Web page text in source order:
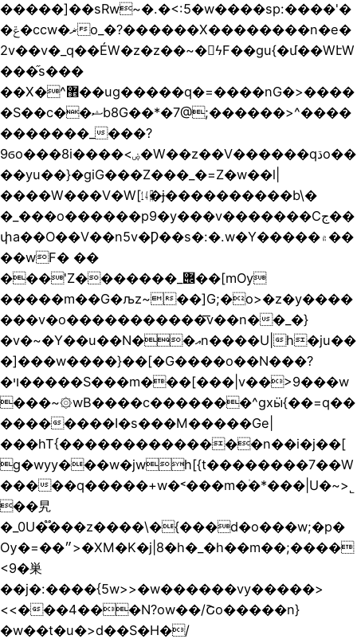
�����]��sRw~�.�<:5�w����sp:����'�
�ݝ�ccw�ޜo_�? ������Χ��������n�e�
2v��v�_q��ÉW�z�z��~�ϟF��gu{�մ��WէW
���֞s���
��X�^޾��ug�����q�=����nG�>����
�S��c��ޝb8G��*�7@;������>^����
�������_���?
9ϭo���8i����<ۻ�W��z��V������qڌo��
��yu��}�giG���Z���_�=Z�w��l|
����W���V�W[㏭�ɉ����������b\�
�_���o������p9�y���v�������Cج��
փa��O��V��n5v�Ƿ��s�:�.w�Y�����۾��
��wF� ��
���'Z�������_݌��[mOy
�����m��G�љz~��]G;�o>�z�y����
���v�o�����������͞v��n��_�}
�v�~�Y��u��N��އn����U|h�ju��
�]���w����}��[�G����o��N���?
�ױ�����S���m���[���|v��>9���w
���~۞wB����c�������^gxӹ{��=q��
��������I�s���M�����Ge|
���hT{��������������n��i�j��[
g�wyy���w�jwh[{t��������7��W
�����q�����+w�˂���m�۠�*���|U�~>˾
��旯
�_0U�֟���z����\�{���d�o���w;�p�
Ѹ�=��״>�XM�K�j|8�h�_�h��m��;����
<9�巣
��j�:����{5w>>�w������vy�����>
<<���4���N?ow��/Շo�����n}
�w��t�u�>d��S�H�/